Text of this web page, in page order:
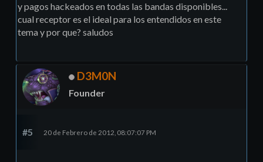
y pagos hackeados en todas las bandas disponibles...
cual receptor es el ideal para los entendidos en este
tema y por que? saludos
D3M0N
Founder
#5 20 de Febrero de 2012, 08:07:07 PM